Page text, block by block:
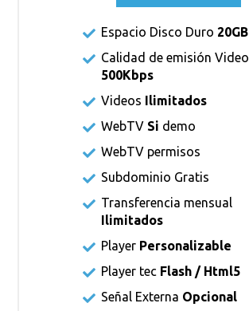
Espacio Disco Duro 20GB
Calidad de emisión Video
500Kbps
Videos Ilimitados
WebTV Si demo
WebTV permisos
Subdominio Gratis
Transferencia mensual
Ilimitados
Player Personalizable
Player tec Flash / Html5
Señal Externa Opcional